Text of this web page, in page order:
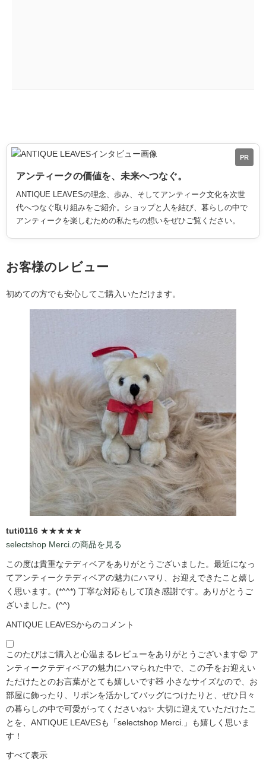
PR
アンティークの価値を、未来へつなぐ。
ANTIQUE LEAVESの理念、歩み、そしてアンティーク文化を次世
代へつなぐ取り組みをご紹介。ショップと人を結び、暮らしの中で
アンティークを楽しむための私たちの想いをぜひご覧ください。
お客様のレビュー
初めての方でも安心してご購入いただけます。
tuti0116 ★★★★★
selectshop Merci.の商品を見る
この度は貴重なテディベアをありがとうございました。最近になっ
てアンティークテディベアの魅力にハマり、お迎えできたこと嬉し
く思います。(*^^*) 丁寧な対応もして頂き感謝です。ありがとうご
ざいました。(^^)
ANTIQUE LEAVESからのコメント
このたびはご購入と心温まるレビューをありがとうございます😊 ア
ンティークテディベアの魅力にハマられた中で、この子をお迎えい
ただけたとのお言葉がとても嬉しいです🧸 小さなサイズなので、お
部屋に飾ったり、リボンを活かしてバッグにつけたりと、ぜひ日々
の暮らしの中で可愛がってくださいね✨ 大切に迎えていただけたこ
とを、ANTIQUE LEAVESも「selectshop Merci.」も嬉しく思いま
す！
すべて表示